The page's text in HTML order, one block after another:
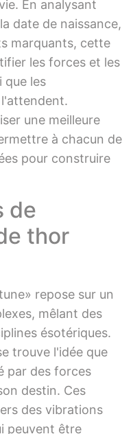
En analysant
date de naissance,
marquants, cette
les forces et les
que les
une meilleure
à chacun de
pour construire
de
thor
repose sur un
mêlant des
ésotériques.
trouve l'idée que
par des forces
destin. Ces
des vibrations
peuvent être